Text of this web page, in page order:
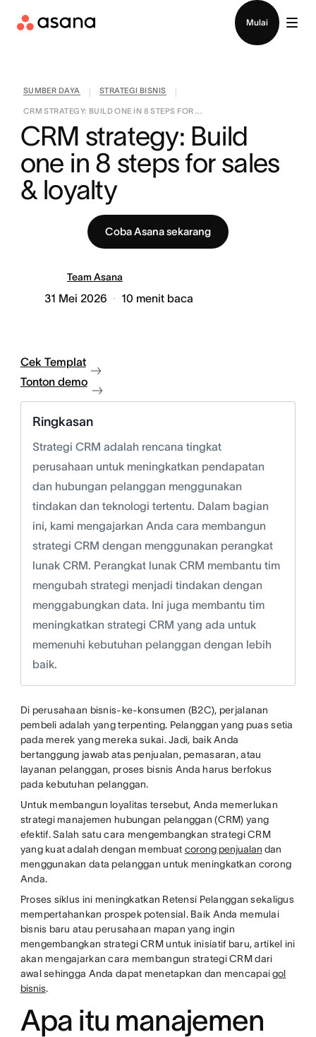
Mulai
SUMBER DAYA STRATEGI BISNIS
CRM STRATEGY: BUILD ONE IN 8 STEPS FOR ...
CRM strategy: Build
one in 8 steps for sales
& loyalty
Coba Asana sekarang
Team Asana
31 Mei 2026 10 menit baca
Cek Templat
Tonton demo
Ringkasan
Strategi CRM adalah rencana tingkat
perusahaan untuk meningkatkan pendapatan
dan hubungan pelanggan menggunakan
tindakan dan teknologi tertentu. Dalam bagian
ini, kami mengajarkan Anda cara membangun
strategi CRM dengan menggunakan perangkat
lunak CRM. Perangkat lunak CRM membantu tim
mengubah strategi menjadi tindakan dengan
menggabungkan data. Ini juga membantu tim
meningkatkan strategi CRM yang ada untuk
memenuhi kebutuhan pelanggan dengan lebih
baik.
Di perusahaan bisnis-ke-konsumen (B2C), perjalanan
pembeli adalah yang terpenting. Pelanggan yang puas setia
pada merek yang mereka sukai. Jadi, baik Anda
bertanggung jawab atas penjualan, pemasaran, atau
layanan pelanggan, proses bisnis Anda harus berfokus
pada kebutuhan pelanggan.
Untuk membangun loyalitas tersebut, Anda memerlukan
strategi manajemen hubungan pelanggan (CRM) yang
efektif. Salah satu cara mengembangkan strategi CRM
yang kuat adalah dengan membuat corong penjualan dan
menggunakan data pelanggan untuk meningkatkan corong
Anda.
Proses siklus ini meningkatkan Retensi Pelanggan sekaligus
mempertahankan prospek potensial. Baik Anda memulai
bisnis baru atau perusahaan mapan yang ingin
mengembangkan strategi CRM untuk inisiatif baru, artikel ini
akan mengajarkan cara membangun strategi CRM dari
awal sehingga Anda dapat menetapkan dan mencapaigol
bisnis.
Apa itu manajemen